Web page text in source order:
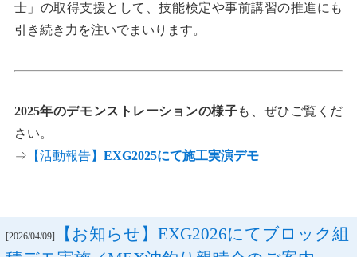
士」の取得支援として、技能検定や事前講習の推進にも
引き続き力を注いでまいります。
2025年のデモンストレーションの様子も、ぜひご覧くだ
さい。
⇒ 【活動報告】 EXG2025にて施工実演デモ
[2026/04/09]
【お知らせ】EXG2026にてブロック組